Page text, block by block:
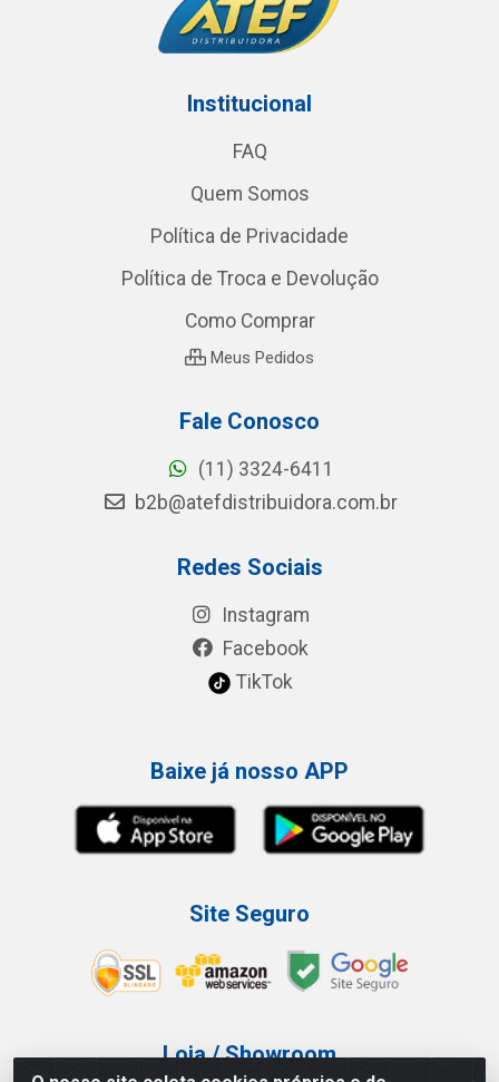
Institucional
FAQ
Quem Somos
Política de Privacidade
Política de Troca e Devolução
Como Comprar
Meus Pedidos
Fale Conosco
(11) 3324-6411
b2b@atefdistribuidora.com.br
Redes Sociais
Instagram
Facebook
TikTok
Baixe já nosso APP
Site Seguro
Loja / Showroom